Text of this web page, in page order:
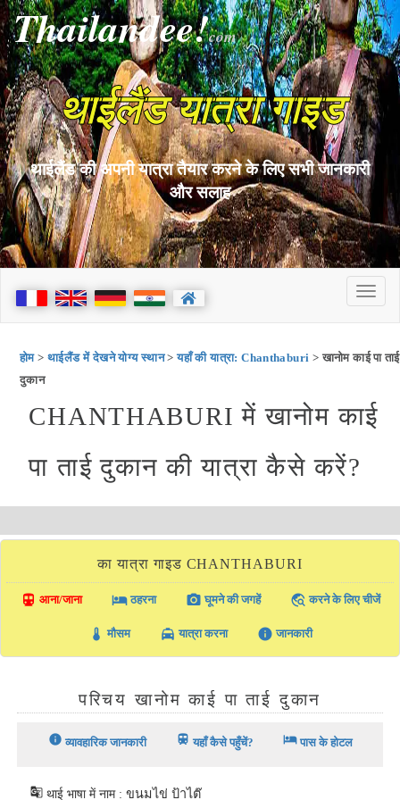
Thailandee!com
थाईलैंड यात्रा गाइड
थाईलैंड की अपनी यात्रा तैयार करने के लिए सभी जानकारी
और सलाह
होम>थाईलैंड में देखने योग्य स्थान>यहाँ की यात्रा: Chanthaburi > खानोम काई पा ताई
दुकान
CHANTHABURI में खानोम काई
पा ताई दुकान की यात्रा कैसे करें?
का यात्रा गाइड CHANTHABURI
directions_transit आना/जाना local_hotelठहरना photo_camera घूमने की जगहें travel_explore करने के लिए चीजें
thermostat मौसम local_taxi यात्रा करना info जानकारी
परिचय खानोम काई पा ताई दुकान
info व्यावहारिक जानकारी train यहाँ कैसे पहुँचें? hotelपास के होटल
g_translate थाई भाषा में नाम : ขนมไข่ ป้าไต๊